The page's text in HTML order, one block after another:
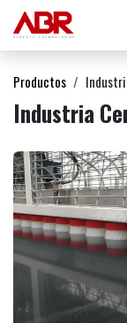
Ir al contenido
Productos
Industria